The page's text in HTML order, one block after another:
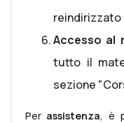
reindirizzato
Accesso al
tutto il
sezione
Per assistenza, è